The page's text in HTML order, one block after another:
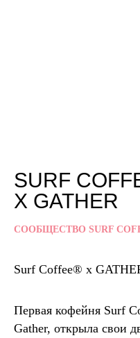
SURF
X GATHER
СООБЩЕСТВО SURF
Surf Coffee® x
Первая кофейня Surf
Gather, открыла свои